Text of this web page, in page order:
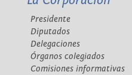
Presidente
Diputados
Delegaciones
Órganos colegiados
Comisiones informativas